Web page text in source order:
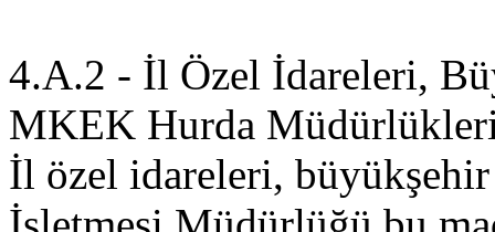
4.A.2 - İl Özel İdareleri,
MKEK Hurda Müdürlükleri
İl özel idareleri,